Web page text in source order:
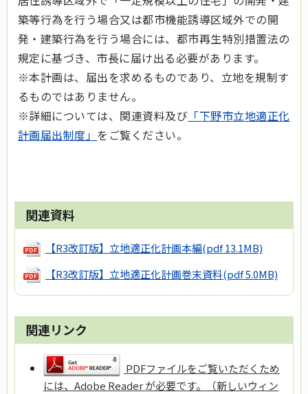
築等行為を行う場合又は都市機能誘導区域外での開
発・建築行為を行う場合には、都市再生特別措置法の
規定に基づき、市長に届け出る必要があります。
※本計画は、届出を求めるものであり、立地を規制す
るものではありません。
※詳細については、関連資料及び 「下野市立地適正化
計画届出制度」 をご覧ください。
関連資料
【R3改訂版】立地適正化計画本編(pdf 13.1MB)
【R3改訂版】立地適正化計画巻末資料(pdf 5.0MB)
関連リンク
PDFファイルをご覧いただくため
には、Adobe Reader が必要です。（新しいウィン